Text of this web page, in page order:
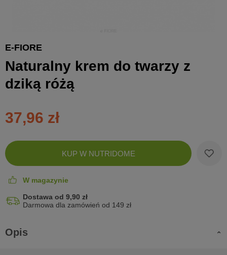
E-FIORE
Naturalny krem do twarzy z
dziką różą
37,96 zł
Zobacz
koszyk
KUP W NUTRIDOME
W magazynie
Dostawa od 9,90 zł
Darmowa dla zamówień od 149 zł
Opis